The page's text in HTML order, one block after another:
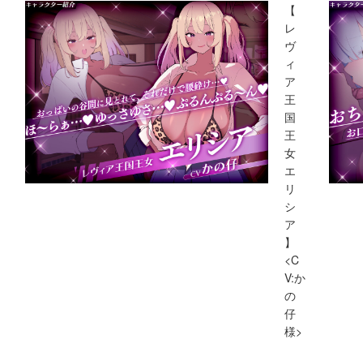
【
レ
ヴ
ィ
ア
王
国
王
女
エ
リ
シ
ア
】
<C
V:か
の
仔
様>